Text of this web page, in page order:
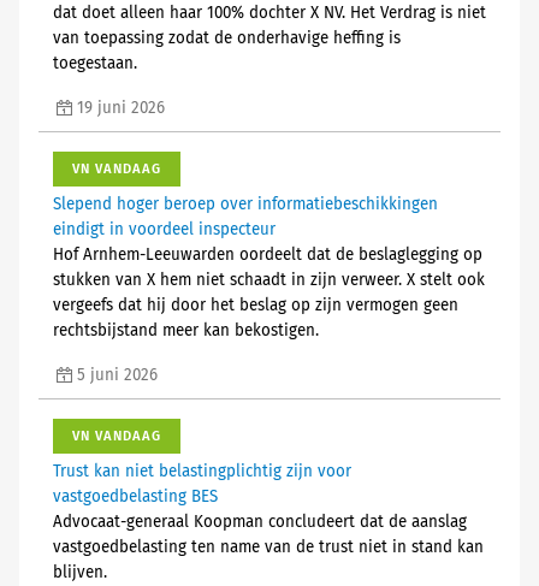
dat doet alleen haar 100% dochter X NV. Het Verdrag is niet
van toepassing zodat de onderhavige heffing is
toegestaan.
19 juni 2026
VN VANDAAG
Slepend hoger beroep over informatiebeschikkingen
eindigt in voordeel inspecteur
Hof Arnhem-Leeuwarden oordeelt dat de beslaglegging op
stukken van X hem niet schaadt in zijn verweer. X stelt ook
vergeefs dat hij door het beslag op zijn vermogen geen
rechtsbijstand meer kan bekostigen.
5 juni 2026
VN VANDAAG
Trust kan niet belastingplichtig zijn voor
vastgoedbelasting BES
Advocaat-generaal Koopman concludeert dat de aanslag
vastgoedbelasting ten name van de trust niet in stand kan
blijven.